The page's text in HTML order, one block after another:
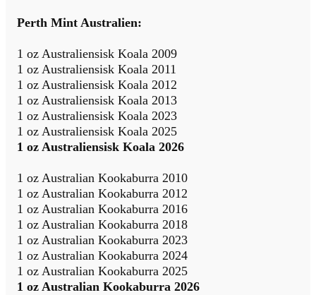
Perth Mint Australien:
1 oz Australiensisk Koala 2009
1 oz Australiensisk Koala 2011
1 oz Australiensisk Koala 2012
1 oz Australiensisk Koala 2013
1 oz Australiensisk Koala 2023
1 oz Australiensisk Koala 2025
1 oz Australiensisk Koala 2026
1 oz Australian Kookaburra 2010
1 oz Australian Kookaburra 2012
1 oz Australian Kookaburra 2016
1 oz Australian Kookaburra 2018
1 oz Australian Kookaburra 2023
1 oz Australian Kookaburra 2024
1 oz Australian Kookaburra 2025
1 oz Australian Kookaburra 2026